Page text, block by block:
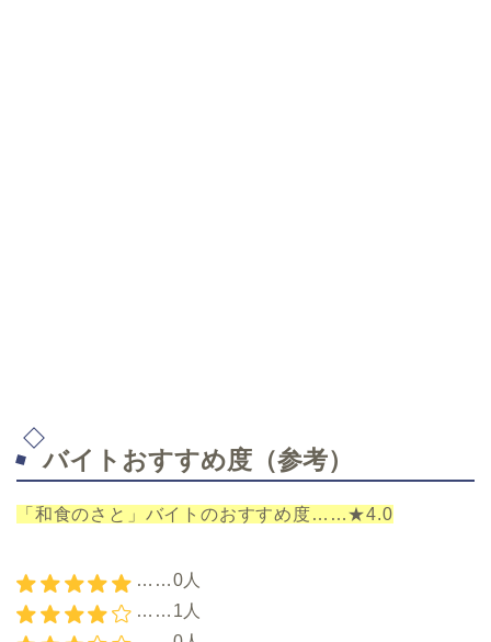
バイトおすすめ度（参考）
「和食のさと」バイトのおすすめ度……★4.0
……0人
……1人